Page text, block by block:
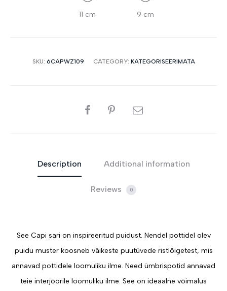
11 cm 9 cm
SKU: 6CAPWZ109 CATEGORY: KATEGORISEERIMATA
SHARE
Description Additional information
Reviews 0
See Capi sari on inspireeritud puidust. Nendel pottidel olev
puidu muster koosneb väikeste puutüvede ristlõigetest, mis
annavad pottidele loomuliku ilme. Need ümbrispotid annavad
teie interjöörile loomuliku ilme. See on ideaalne võimalus